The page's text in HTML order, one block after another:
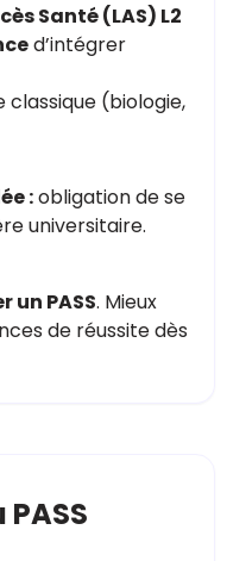
Santé (LAS) L2
d’intégrer
classique (biologie,
:obligation de se
universitaire.
PASS. Mieux
de réussite dès